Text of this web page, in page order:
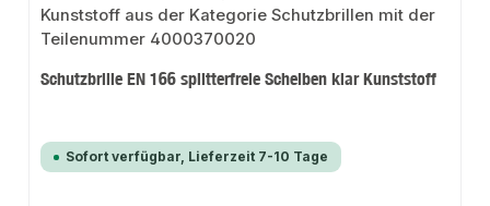
Schutzbrille EN 166 splitterfreie Scheiben klar Kunststoff
Sofort verfügbar, Lieferzeit 7-10 Tage